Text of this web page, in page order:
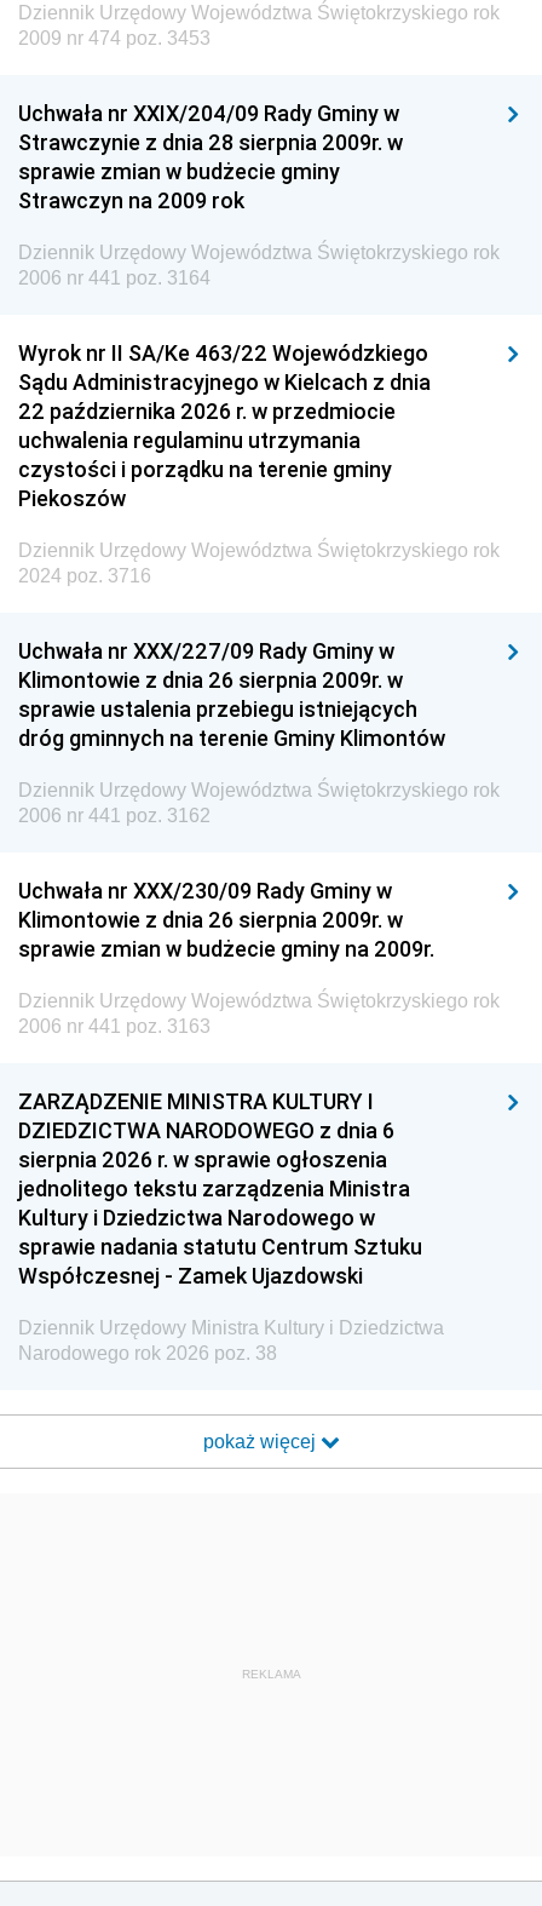
Dziennik Urzędowy Ministra Edukacji
Dziennik Urzędowy Ministra Przemysłu
Dziennik Urzędowy Ministra Finansów i Gospodarki
Dziennik Urzędowy Ministra do Spraw Unii
Dziennik Urzędowy Agencji Wywiadu
Dziennik Urzędowy Województwa Świętokrzyskiego rok
2009 nr 474 poz. 3453
Uchwała nr XXIX/204/09 Rady Gminy w
Strawczynie z dnia 28 sierpnia 2009r. w
sprawie zmian w budżecie gminy
Strawczyn na 2009 rok
Dziennik Urzędowy Województwa Świętokrzyskiego rok
2006 nr 441 poz. 3164
Wyrok nr II SA/Ke 463/22 Wojewódzkiego
Sądu Administracyjnego w Kielcach z dnia
22 października 2026 r. w przedmiocie
uchwalenia regulaminu utrzymania
czystości i porządku na terenie gminy
Piekoszów
Dziennik Urzędowy Województwa Świętokrzyskiego rok
2024 poz. 3716
Uchwała nr XXX/227/09 Rady Gminy w
Klimontowie z dnia 26 sierpnia 2009r. w
sprawie ustalenia przebiegu istniejących
dróg gminnych na terenie Gminy Klimontów
Dziennik Urzędowy Województwa Świętokrzyskiego rok
2006 nr 441 poz. 3162
Uchwała nr XXX/230/09 Rady Gminy w
Klimontowie z dnia 26 sierpnia 2009r. w
sprawie zmian w budżecie gminy na 2009r.
Dziennik Urzędowy Województwa Świętokrzyskiego rok
2006 nr 441 poz. 3163
ZARZĄDZENIE MINISTRA KULTURY I
DZIEDZICTWA NARODOWEGO z dnia 6
sierpnia 2026 r. w sprawie ogłoszenia
jednolitego tekstu zarządzenia Ministra
Kultury i Dziedzictwa Narodowego w
sprawie nadania statutu Centrum Sztuku
Współczesnej - Zamek Ujazdowski
Dziennik Urzędowy Ministra Kultury i Dziedzictwa
Narodowego rok 2026 poz. 38
pokaż więcej
REKLAMA